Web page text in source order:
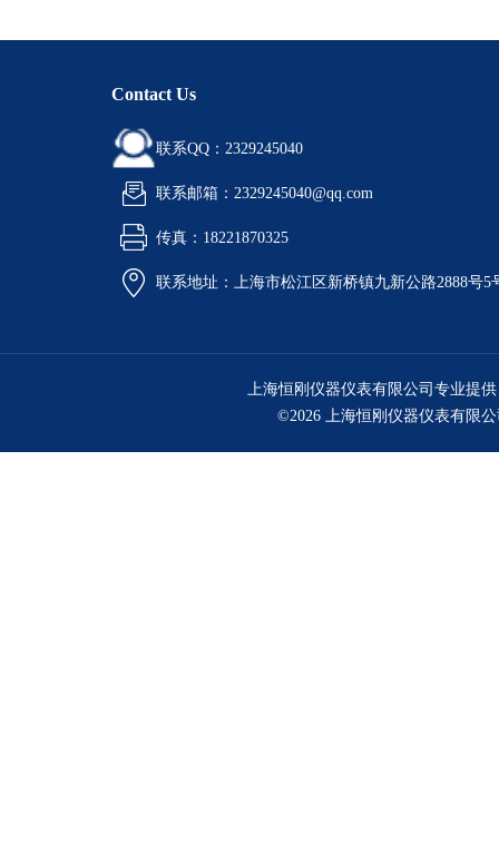
Contact Us
联系QQ：2329245040
联系邮箱：2329245040@qq.com
传真：18221870325
联系地址：上海市松江区新桥镇九新公路2888号5
上海恒刚仪器仪表有限公司专业提
©2026 上海恒刚仪器仪表有限